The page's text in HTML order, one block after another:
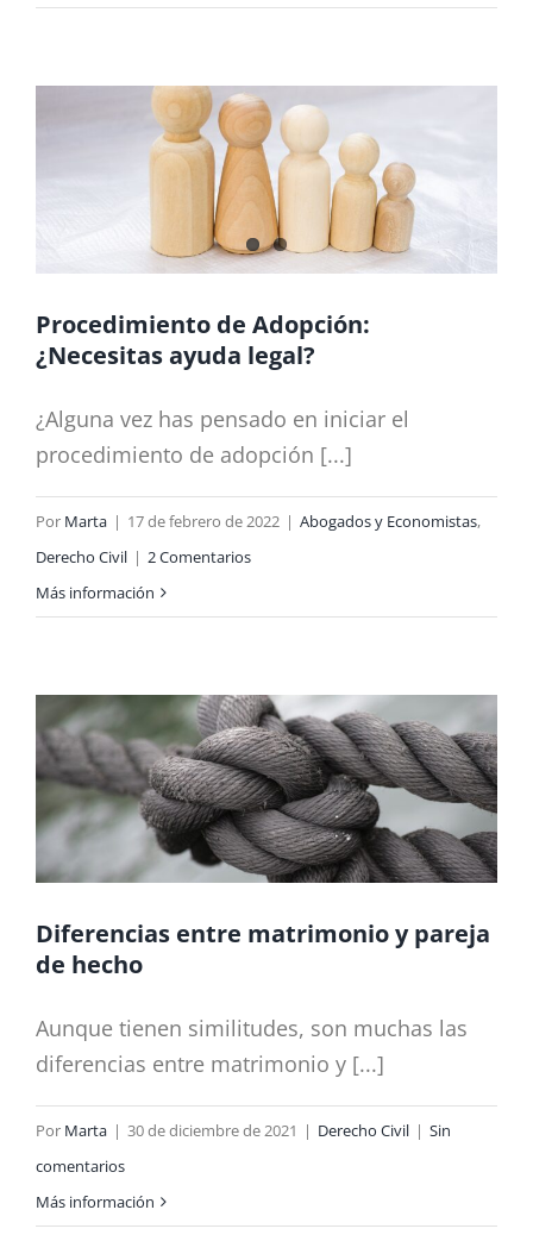
Procedimiento de Adopción:
¿Necesitas ayuda legal?
¿Alguna vez has pensado en iniciar el
procedimiento de adopción [...]
Por Marta | 17 de febrero de 2022 | Abogados y Economistas,
Derecho Civil | 2 Comentarios
Más información
Diferencias entre matrimonio y pareja
de hecho
Aunque tienen similitudes, son muchas las
diferencias entre matrimonio y [...]
Por Marta | 30 de diciembre de 2021 | Derecho Civil | Sin
comentarios
Más información